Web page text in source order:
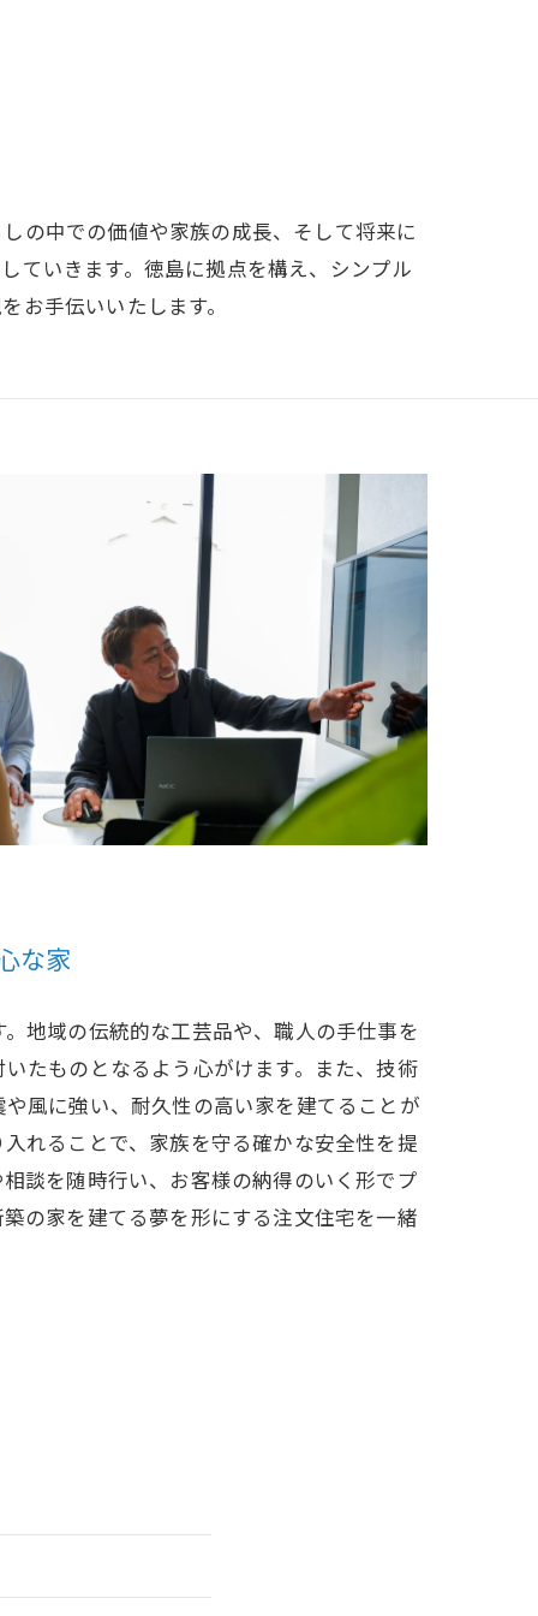
の中での価値や家族の成長、そして将来に
ていきます。徳島に拠点を構え、シンプル
お手伝いいたします。
な家
地域の伝統的な工芸品や、職人の手仕事を
たものとなるよう心がけます。また、技術
風に強い、耐久性の高い家を建てることが
れることで、家族を守る確かな安全性を提
談を随時行い、お客様の納得のいく形でプ
の家を建てる夢を形にする注文住宅を一緒